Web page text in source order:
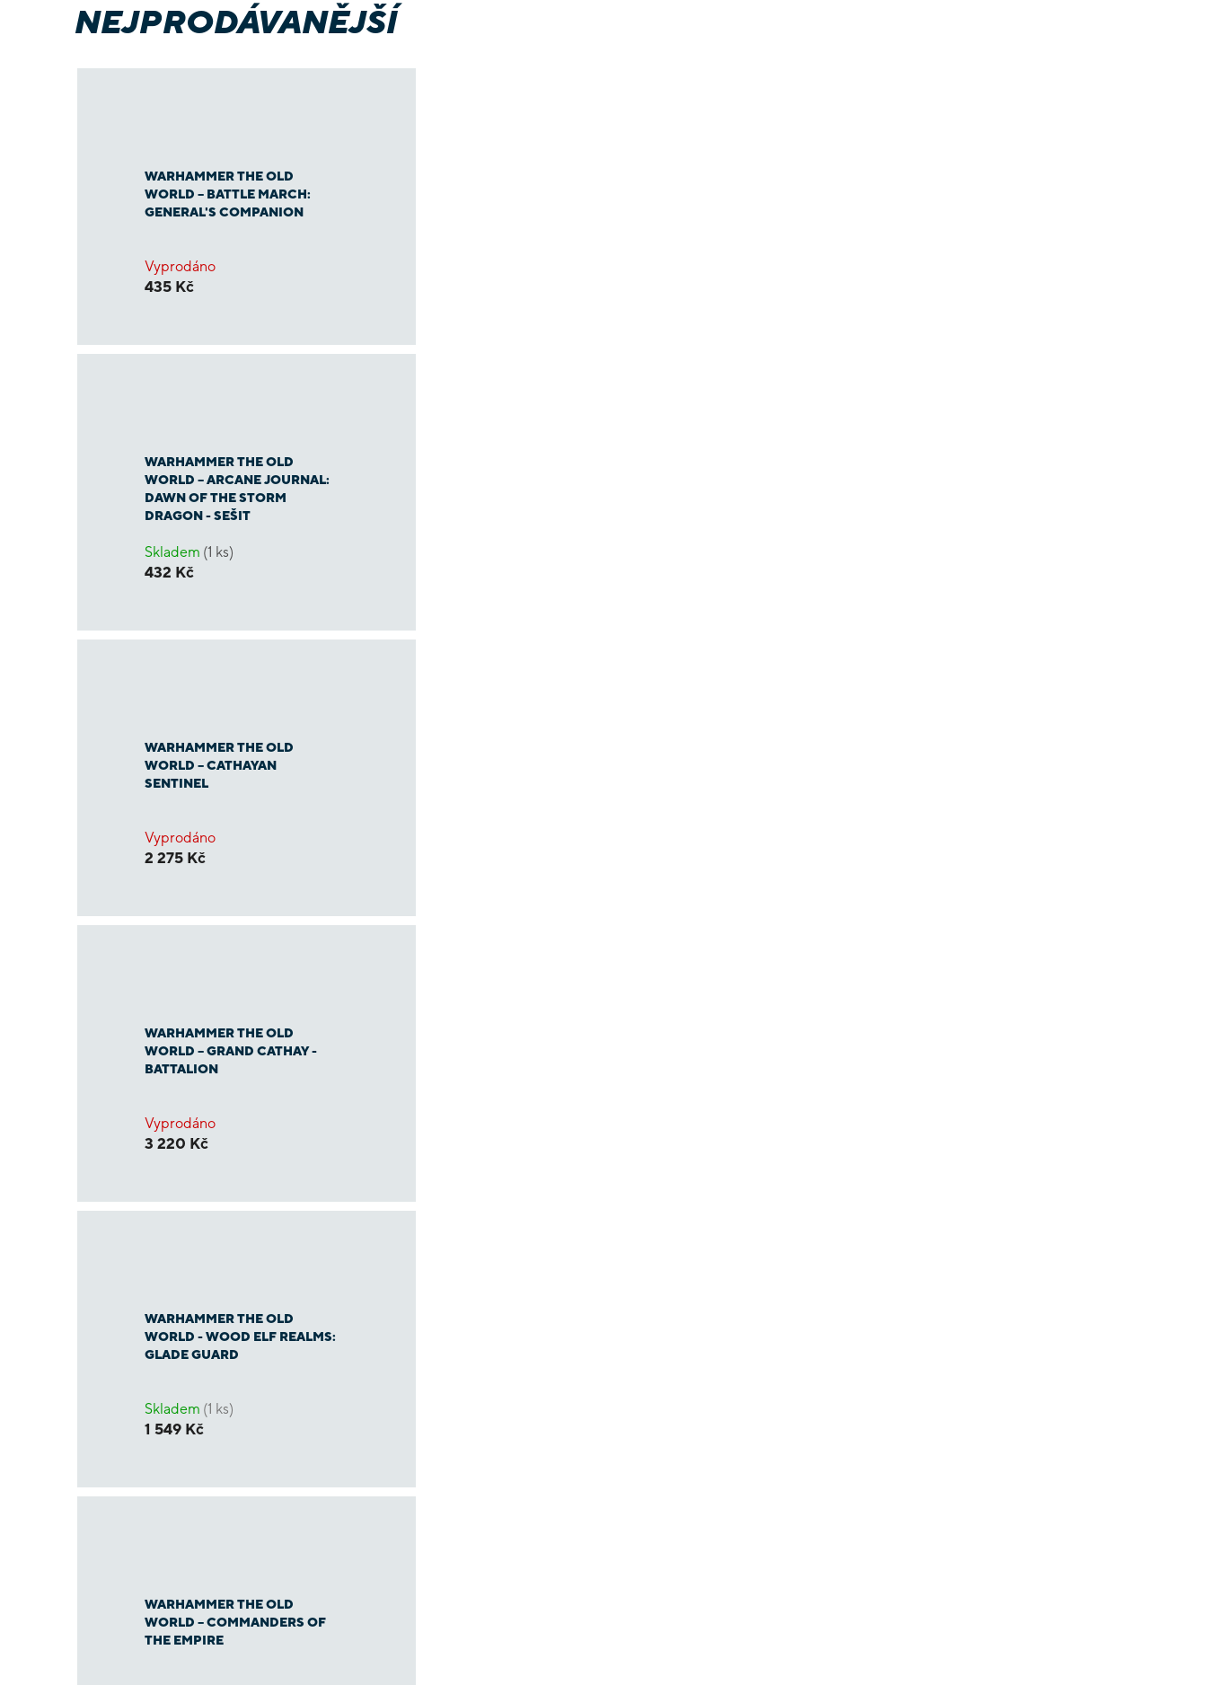
NEJPRODÁVANĚJŠÍ
WARHAMMER THE OLD
WORLD – BATTLE MARCH:
GENERAL'S COMPANION
Vyprodáno
435 Kč
WARHAMMER THE OLD
WORLD – ARCANE JOURNAL:
DAWN OF THE STORM
DRAGON - SEŠIT
Skladem (1 ks)
432 Kč
WARHAMMER THE OLD
WORLD – CATHAYAN
SENTINEL
Vyprodáno
2 275 Kč
WARHAMMER THE OLD
WORLD – GRAND CATHAY -
BATTALION
Vyprodáno
3 220 Kč
WARHAMMER THE OLD
WORLD - WOOD ELF REALMS:
GLADE GUARD
Skladem (1 ks)
1 549 Kč
WARHAMMER THE OLD
WORLD – COMMANDERS OF
THE EMPIRE